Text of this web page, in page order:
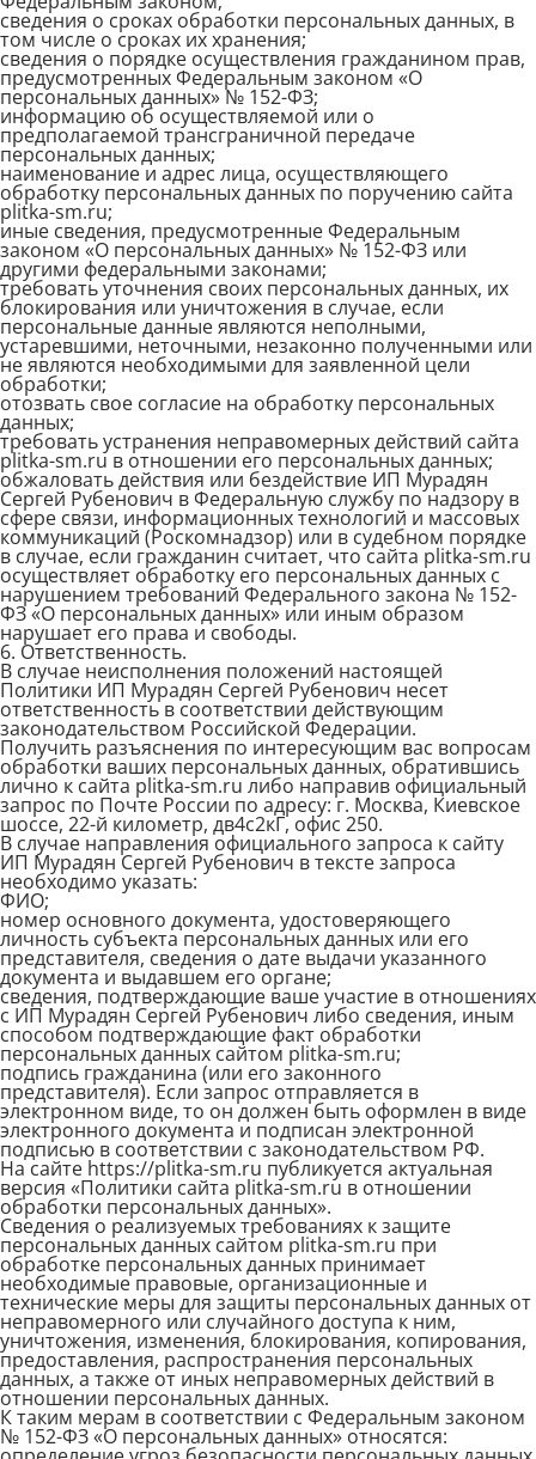
сведения о сроках обработки персональных данных, в
том числе о сроках их хранения;
сведения о порядке осуществления гражданином прав,
предусмотренных Федеральным законом «О
персональных данных» № 152-ФЗ;
информацию об осуществляемой или о
предполагаемой трансграничной передаче
персональных данных;
наименование и адрес лица, осуществляющего
обработку персональных данных по поручению сайта
plitka-sm.ru;
иные сведения, предусмотренные Федеральным
законом «О персональных данных» № 152-ФЗ или
другими федеральными законами;
требовать уточнения своих персональных данных, их
блокирования или уничтожения в случае, если
персональные данные являются неполными,
устаревшими, неточными, незаконно полученными или
не являются необходимыми для заявленной цели
обработки;
отозвать свое согласие на обработку персональных
данных;
требовать устранения неправомерных действий сайта
plitka-sm.ru в отношении его персональных данных;
обжаловать действия или бездействие ИП Мурадян
Сергей Рубенович в Федеральную службу по надзору в
сфере связи, информационных технологий и массовых
коммуникаций (Роскомнадзор) или в судебном порядке
в случае, если гражданин считает, что сайта plitka-sm.ru
осуществляет обработку его персональных данных с
нарушением требований Федерального закона № 152-
ФЗ «О персональных данных» или иным образом
нарушает его права и свободы.
6. Ответственность.
В случае неисполнения положений настоящей
Политики ИП Мурадян Сергей Рубенович несет
ответственность в соответствии действующим
законодательством Российской Федерации.
Получить разъяснения по интересующим вас вопросам
обработки ваших персональных данных, обратившись
лично к сайта plitka-sm.ru либо направив официальный
запрос по Почте России по адресу: г. Москва, Киевское
шоссе, 22-й километр, дв4с2кГ, офис 250.
В случае направления официального запроса к сайту
ИП Мурадян Сергей Рубенович в тексте запроса
необходимо указать:
ФИО;
номер основного документа, удостоверяющего
личность субъекта персональных данных или его
представителя, сведения о дате выдачи указанного
документа и выдавшем его органе;
сведения, подтверждающие ваше участие в отношениях
с ИП Мурадян Сергей Рубенович либо сведения, иным
способом подтверждающие факт обработки
персональных данных сайтом plitka-sm.ru;
подпись гражданина (или его законного
представителя). Если запрос отправляется в
электронном виде, то он должен быть оформлен в виде
электронного документа и подписан электронной
подписью в соответствии с законодательством РФ.
На сайте https://plitka-sm.ru публикуется актуальная
версия «Политики сайта plitka-sm.ru в отношении
обработки персональных данных».
Сведения о реализуемых требованиях к защите
персональных данных сайтом plitka-sm.ru при
обработке персональных данных принимает
необходимые правовые, организационные и
технические меры для защиты персональных данных от
неправомерного или случайного доступа к ним,
уничтожения, изменения, блокирования, копирования,
предоставления, распространения персональных
данных, а также от иных неправомерных действий в
отношении персональных данных.
К таким мерам в соответствии с Федеральным законом
№ 152-ФЗ «О персональных данных» относятся: